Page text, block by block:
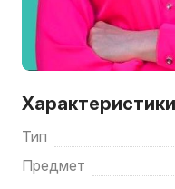
Характеристики
Тип
Предмет